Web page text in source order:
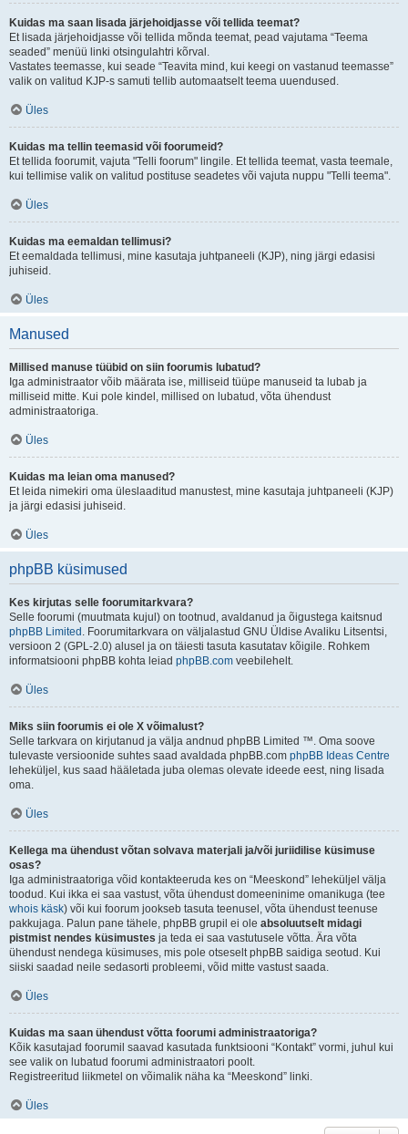
Kuidas ma saan lisada järjehoidjasse või tellida teemat?
Et lisada järjehoidjasse või tellida mõnda teemat, pead vajutama “Teema
seaded” menüü linki otsingulahtri kõrval.
Vastates teemasse, kui seade “Teavita mind, kui keegi on vastanud teemasse”
valik on valitud KJP-s samuti tellib automaatselt teema uuendused.
Üles
Kuidas ma tellin teemasid või foorumeid?
Et tellida foorumit, vajuta "Telli foorum" lingile. Et tellida teemat, vasta teemale,
kui tellimise valik on valitud postituse seadetes või vajuta nuppu "Telli teema".
Üles
Kuidas ma eemaldan tellimusi?
Et eemaldada tellimusi, mine kasutaja juhtpaneeli (KJP), ning järgi edasisi
juhiseid.
Üles
Manused
Millised manuse tüübid on siin foorumis lubatud?
Iga administraator võib määrata ise, milliseid tüüpe manuseid ta lubab ja
milliseid mitte. Kui pole kindel, millised on lubatud, võta ühendust
administraatoriga.
Üles
Kuidas ma leian oma manused?
Et leida nimekiri oma üleslaaditud manustest, mine kasutaja juhtpaneeli (KJP)
ja järgi edasisi juhiseid.
Üles
phpBB küsimused
Kes kirjutas selle foorumitarkvara?
Selle foorumi (muutmata kujul) on tootnud, avaldanud ja õigustega kaitsnud
phpBB Limited . Foorumitarkvara on väljalastud GNU Üldise Avaliku Litsentsi,
versioon 2 (GPL-2.0) alusel ja on täiesti tasuta kasutatav kõigile. Rohkem
informatsiooni phpBB kohta leiad phpBB.com veebilehelt.
Üles
Miks siin foorumis ei ole X võimalust?
Selle tarkvara on kirjutanud ja välja andnud phpBB Limited ™. Oma soove
tulevaste versioonide suhtes saad avaldada phpBB.com phpBB Ideas Centre
leheküljel, kus saad hääletada juba olemas olevate ideede eest, ning lisada
oma.
Üles
Kellega ma ühendust võtan solvava materjali ja/või juriidilise küsimuse
osas?
Iga administraatoriga võid kontakteeruda kes on “Meeskond” leheküljel välja
toodud. Kui ikka ei saa vastust, võta ühendust domeeninime omanikuga (tee
whois käsk) või kui foorum jookseb tasuta teenusel, võta ühendust teenuse
pakkujaga. Palun pane tähele, phpBB grupil ei ole absoluutselt midagi
pistmist nendes küsimustes ja teda ei saa vastutusele võtta. Ära võta
ühendust nendega küsimuses, mis pole otseselt phpBB saidiga seotud. Kui
siiski saadad neile sedasorti probleemi, võid mitte vastust saada.
Üles
Kuidas ma saan ühendust võtta foorumi administraatoriga?
Kõik kasutajad foorumil saavad kasutada funktsiooni “Kontakt” vormi, juhul kui
see valik on lubatud foorumi administraatori poolt.
Registreeritud liikmetel on võimalik näha ka “Meeskond” linki.
Üles